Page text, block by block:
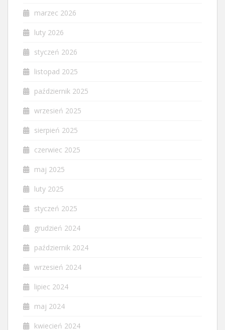
marzec 2026
luty 2026
styczeń 2026
listopad 2025
październik 2025
wrzesień 2025
sierpień 2025
czerwiec 2025
maj 2025
luty 2025
styczeń 2025
grudzień 2024
październik 2024
wrzesień 2024
lipiec 2024
maj 2024
kwiecień 2024